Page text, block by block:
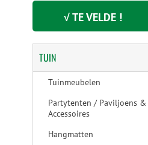
√ TE VELDE !
TUIN
Tuinmeubelen
Partytenten / Paviljoens &
Accessoires
Hangmatten